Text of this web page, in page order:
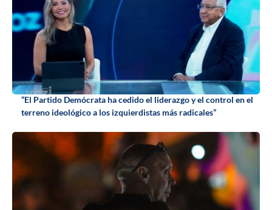
“El Partido Demócrata ha cedido el liderazgo y el control en el
terreno ideológico a los izquierdistas más radicales”